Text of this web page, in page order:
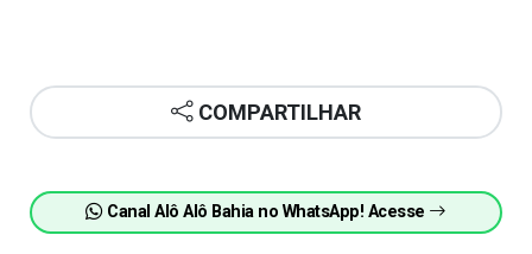
COMPARTILHAR
Canal Alô Alô Bahia no WhatsApp! Acesse